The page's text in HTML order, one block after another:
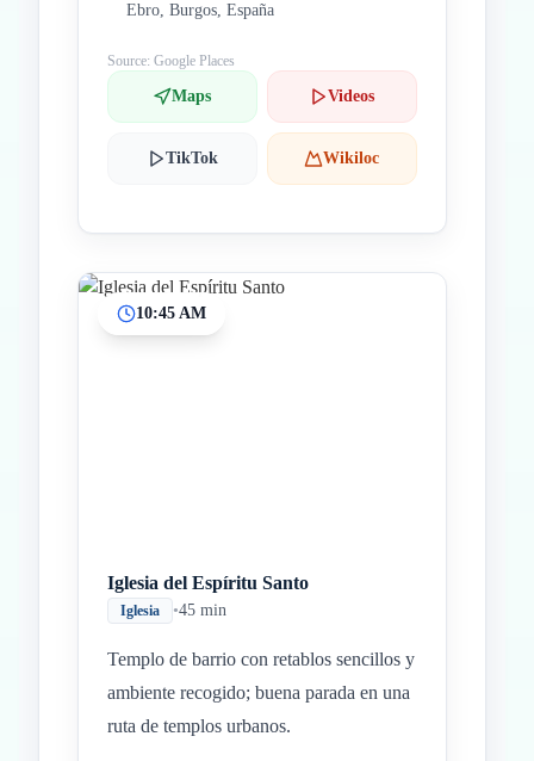
Ebro, Burgos, España
Source: Google Places
Maps Videos
TikTok Wikiloc
10:45 AM
Iglesia del Espíritu Santo
Iglesia •45 min
Templo de barrio con retablos sencillos y
ambiente recogido; buena parada en una
ruta de templos urbanos.